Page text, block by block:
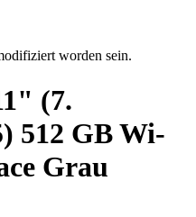
worden sein.
(7.
512 GB Wi-
Grau